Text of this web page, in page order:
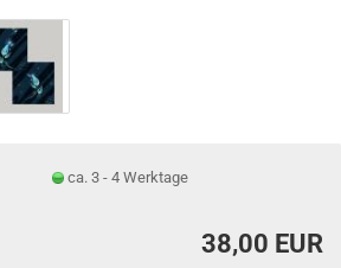
ca. 3 - 4 Werktage
38,00 EUR